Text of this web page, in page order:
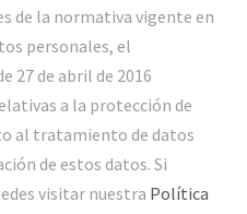
de la normativa vigente en
personales, el
27 de abril de 2016
a la protección de
al tratamiento de datos
de estos datos. Si
visitar nuestra Política